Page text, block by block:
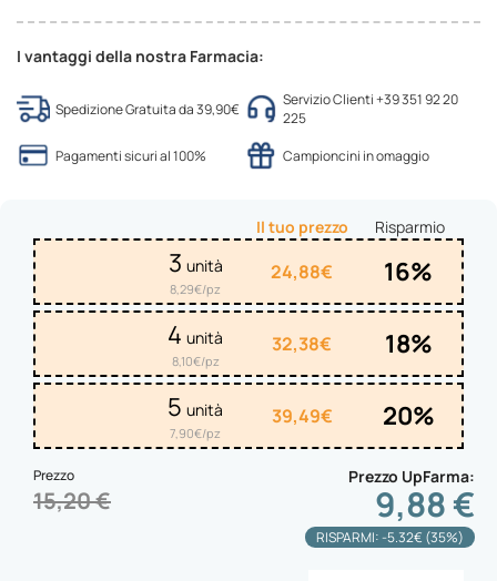
I vantaggi della nostra Farmacia:
Spedizione Gratuita da 39,90€
Servizio Clienti +39 351 92 20
225
Pagamenti sicuri al 100%
Campioncini in omaggio
Il tuo prezzo Risparmio
3 unità
8,29€/pz
24,88€
16%
4 unità
8,10€/pz
32,38€
18%
5 unità
7,90€/pz
39,49€ 20%
Prezzo UpFarma
9,88 €
Prezzo
15,20 €
RISPARMI: -5.32€ (35%)